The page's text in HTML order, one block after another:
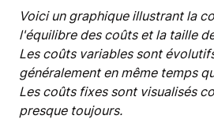
Voici un graphique illustrant la
l'équilibre des coûts et la taille
Les coûts variables sont
généralement en même temps
Les coûts fixes sont visualisés
presque toujours.